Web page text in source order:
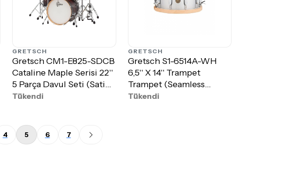
GRETSCH
Gretsch CM1-E825-SDCB
Cataline Maple Serisi 22''
5 Parça Davul Seti (Satin
Da...
Tükendi
GRETSCH
Gretsch S1-6514A-WH
6,5'' X 14'' Trampet
Trampet (Seamless
Aluminum)
Tükendi
4 5 6 7